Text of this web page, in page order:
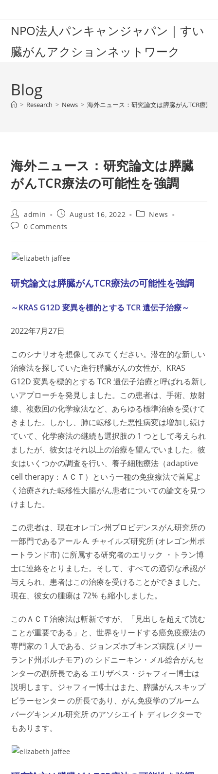
contentNPO法人パンキャンジャパン｜すい
臓がんアクションネットワーク
Blog
> Research > News > 海外ニュース：研究論文は膵臓がんTCR療法
海外ニュース：研究論文は膵臓
がんTCR療法の可能性を強調
Post
author:
admin
Post
published:
August 16, 2022
PostNews
Post0 Comments
研究論文は膵臓がんTCR療法の可能性を強調
～KRAS G12D 変異を標的とする TCR 遺伝子治療～
2022年7月27日
このシナリオを想像してみてください。潜在的な新しい
治療法を探していた進行膵臓がんの女性が、KRAS
G12D 変異を標的とする TCR 遺伝子治療と呼ばれる新し
いアプローチを発見しました。この患者は、手術、放射
線、複数回の化学療法など、あらゆる標準治療を受けて
きました。しかし、肺に転移した悪性病変は増加し続け
ていて、化学療法の継続も選択肢の 1 つとして考えられ
ましたが、彼女はそれ以上の治療を望んでいました。彼
女はいくつかの調査を行い、養子細胞療法（adaptive
cell therapy：ＡＣＴ）という一種の免疫療法で首尾よ
く治療された転移性大腸がん患者についての論文を見つ
けました。
この患者は、現在オレゴン州プロビデンスがん研究所の
一部門であるアール A. チャイルズ研究所 (オレゴン州ポ
ートランド市) に所属する研究者のエリック ・トラン博
士に連絡をとりました。そして、すべての適切な承認が
与えられ、患者はこの治療を受けることができました。
現在、彼女の腫瘍は 72% も縮小しました。
このＡＣＴ治療法は斬新ですが、「見出しを超えて読む
ことが重要である」と、世界をリードする癌免疫療法の
専門家の 1 人である、ジョンズホプキンズ病院 (メリー
ランド州ボルチモア) の シドニーキン・メル総合がんセ
ンターの副所長である エリザベス・ジャフィー博士は
説明します。ジャフィー博士はまた、膵臓がんスキップ
ビラーセンター の所長であり、がん免疫学のブルーム
バーグキンメル研究所 のアソシエイト ディレクターで
もあります。